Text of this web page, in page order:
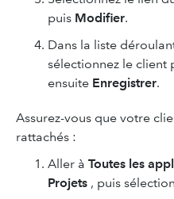
puis Modifier.
Dans la liste
sélectionnez le client
ensuite Enregistrer.
Assurez-vous que votre
rattachés :
Aller à Toutes les
Projets , puis